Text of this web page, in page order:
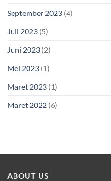
September 2023 (4)
Juli 2023 (5)
Juni 2023 (2)
Mei 2023 (1)
Maret 2023 (1)
Maret 2022 (6)
ABOUT US